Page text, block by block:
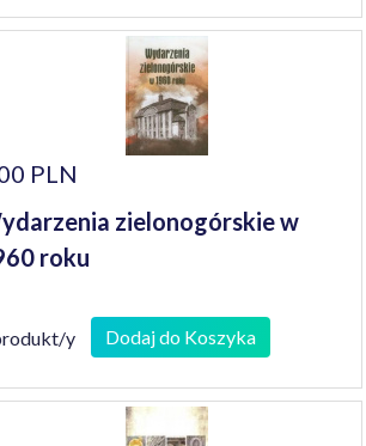
PLN
zielonogórskie w
roku
y Dodaj do Koszyka